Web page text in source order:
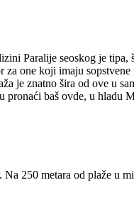
Paralije seoskog je
one koji imaju
je znatno šira od ove u
pronaći baš ovde, u hladu
250 metara od plaže u